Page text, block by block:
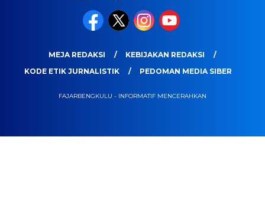
MEJA REDAKSI
KEBIJAKAN REDAKSI
KODE ETIK JURNALISTIK
PEDOMAN MEDIA SIBER
FAJARBENGKULU - INFORMATIF MENCERAHKAN